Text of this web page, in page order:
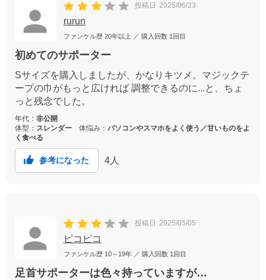
投稿日 2025/06/23
rurun
ファンケル歴 20年以上 ／ 購入回数 1回目
初めてのサポーター
Sサイズを購入しましたが、かなりキツメ。マジックテ
ープの巾がもっと広ければ 調整できるのに...と、ちょ
っと残念でした。
年代： 非公開
体型： スレンダー 体悩み： パソコンやスマホをよく使う／甘いものをよ
く食べる
参考になった 4 人
投稿日 2025/05/05
ピコピコ
ファンケル歴 10～19年 ／ 購入回数 1回目
足首サポーターは色々持っていますが…